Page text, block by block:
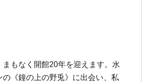
もなく開館20年を迎えます。水
《鐘の上の野兎》に出会い、私